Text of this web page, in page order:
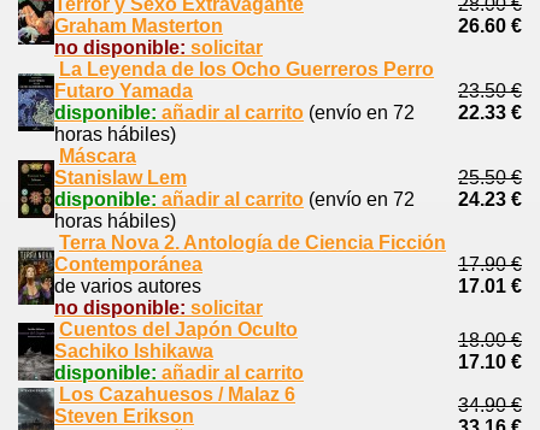
Graham Masterton
no disponible: solicitar
26.60 €
La Leyenda de los Ocho Guerreros Perro
Futaro Yamada
disponible: añadir al carrito (envío en 72
horas hábiles)
23.50 €
22.33 €
Máscara
Stanislaw Lem
disponible: añadir al carrito (envío en 72
horas hábiles)
25.50 €
24.23 €
Terra Nova 2. Antología de Ciencia Ficción
Contemporánea
de varios autores
no disponible: solicitar
17.90 €
17.01 €
Cuentos del Japón Oculto
Sachiko Ishikawa
disponible: añadir al carrito
18.00 €
17.10 €
Los Cazahuesos / Malaz 6
Steven Erikson
34.90 €